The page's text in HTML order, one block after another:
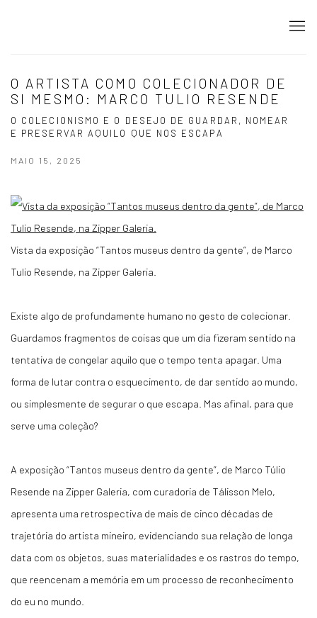
O ARTISTA COMO COLECIONADOR DE
SI MESMO: MARCO TULIO RESENDE
O COLECIONISMO E O DESEJO DE GUARDAR, NOMEAR
E PRESERVAR AQUILO QUE NOS ESCAPA
MAIO 15, 2025
Vista da exposição “Tantos museus dentro da gente”, de Marco
Tulio Resende, na Zipper Galeria.
Existe algo de profundamente humano no gesto de colecionar.
Guardamos fragmentos de coisas que um dia fizeram sentido na
tentativa de congelar aquilo que o tempo tenta apagar. Uma
forma de lutar contra o esquecimento, de dar sentido ao mundo,
ou simplesmente de segurar o que escapa. Mas afinal, para que
serve uma coleção?
A exposição “Tantos museus dentro da gente”, de Marco Túlio
Resende na Zipper Galeria, com curadoria de Tálisson Melo,
apresenta uma retrospectiva de mais de cinco décadas de
trajetória do artista mineiro, evidenciando sua relação de longa
data com os objetos, suas materialidades e os rastros do tempo,
que reencenam a memória em um processo de reconhecimento
do eu no mundo.